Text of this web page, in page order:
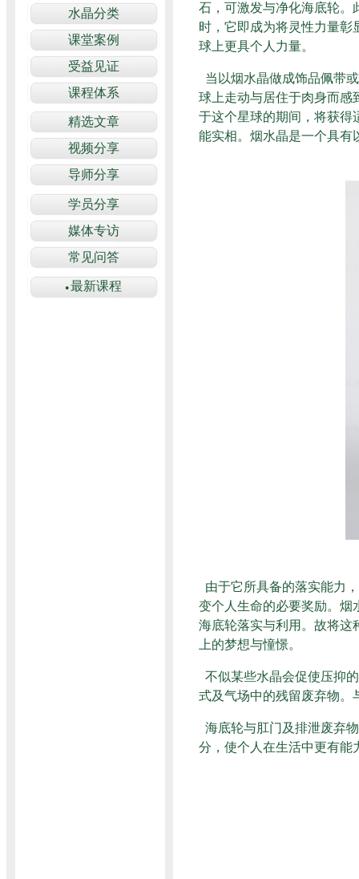
石，可激发与净化海底轮。
时，它即成为将灵性力量彰
球上更具个人力量。
当以烟水晶做成饰品佩带
球上走动与居住于肉身而感
于这个星球的期间，将获得
能实相。烟水晶是一个具有
由于它所具备的落实能力
变个人生命的必要奖励。烟
海底轮落实与利用。故将这
上的梦想与憧憬。
不似某些水晶会促使压抑
式及气场中的残留废弃物。
海底轮与肛门及排泄废弃
分，使个人在生活中更有能